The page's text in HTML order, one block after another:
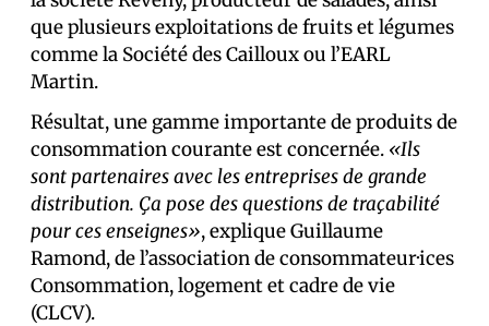
que plusieurs exploitations de fruits et légumes
comme la Société des Cailloux ou l’EARL
Martin.
Résultat, une gamme importante de produits de
consommation courante est concernée. «Ils
sont partenaires avec les entreprises de grande
distribution. Ça pose des questions de traçabilité
pour ces enseignes», explique Guillaume
Ramond, de l’association de consommateur·ices
Consommation, logement et cadre de vie
(CLCV).